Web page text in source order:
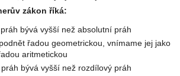
zákon říká:
bývá vyšší než absolutní práh
řadou geometrickou, vnímame jej jako
aritmetickou
bývá vyšší než rozdílový práh